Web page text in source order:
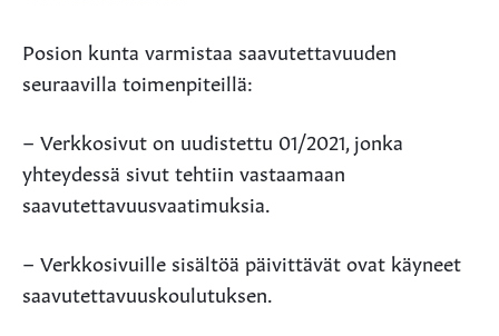
Posion kunta varmistaa saavutettavuuden
seuraavilla toimenpiteillä:
– Verkkosivut on uudistettu 01/2021, jonka
yhteydessä sivut tehtiin vastaamaan
saavutettavuusvaatimuksia.
– Verkkosivuille sisältöä päivittävät ovat käyneet
saavutettavuuskoulutuksen.